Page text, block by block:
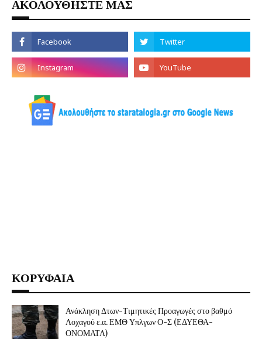
ΑΚΟΛΟΥΘΗΣΤΕ ΜΑΣ
ΚΟΡΥΦΑΙΑ
Ανάκληση Δτων-Τιμητικές Προαγωγές στο βαθμό
Λοχαγού ε.α. ΕΜΘ Υπλγων Ο-Σ (ΕΔΥΕΘΑ-
ΟΝΟΜΑΤΑ)